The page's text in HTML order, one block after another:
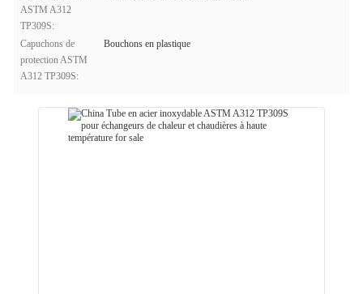
ASTM A312
TP309S:
Capuchons de
protection ASTM
A312 TP309S:
Bouchons en plastique